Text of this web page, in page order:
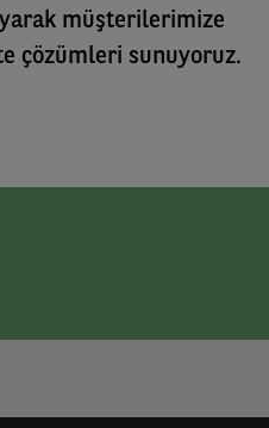
müşterilerimize
çözümleri sunuyoruz.